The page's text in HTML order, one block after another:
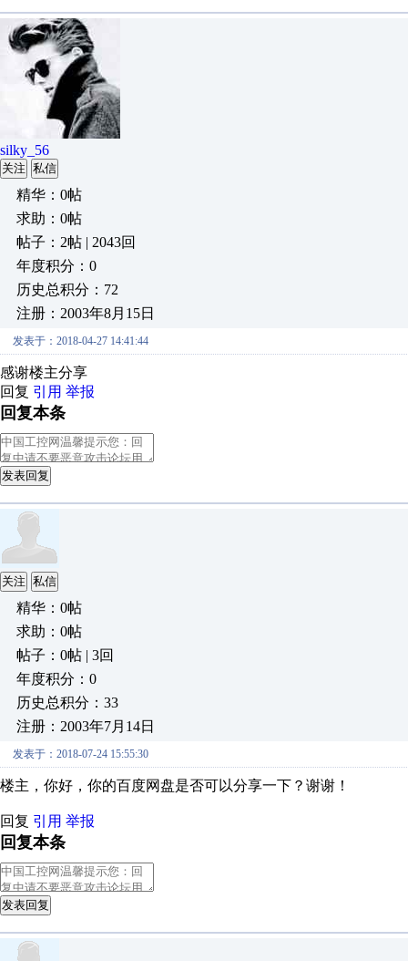
silky_56
关注 私信
精华：0帖
求助：0帖
帖子：2帖 | 2043回
年度积分：0
历史总积分：72
注册：2003年8月15日
发表于：2018-04-27 14:41:44
感谢楼主分享
回复 引用 举报
回复本条
发表回复
关注 私信
精华：0帖
求助：0帖
帖子：0帖 | 3回
年度积分：0
历史总积分：33
注册：2003年7月14日
发表于：2018-07-24 15:55:30
楼主，你好，你的百度网盘是否可以分享一下？谢谢！
回复 引用 举报
回复本条
发表回复